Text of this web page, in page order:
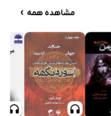
مشاهده همه ›